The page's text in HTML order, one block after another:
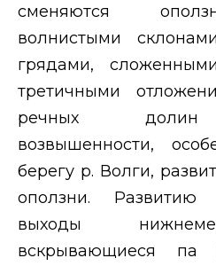
сменяются
волнистыми
грядами,
третичными
речных долин
возвышенности,
берегу р. Волги,
оползни. Развитию
выходы
вскрывающиеся па